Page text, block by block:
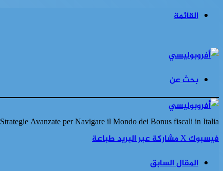
القائمة
بحث عن
Strategie Avanzate per Navigare il Mondo dei Bonus fiscali in Italia
فيسبوك‫Xمشاركة عبر البريدطباعة
المقال السابق